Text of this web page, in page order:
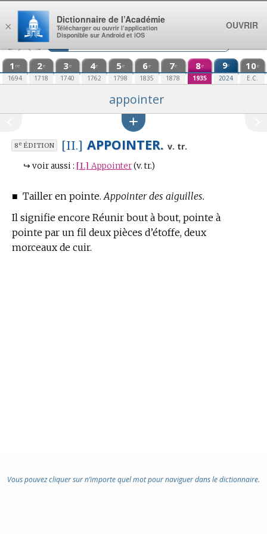
Aller au contenu
1 re
1694
2e
1718
3e
1740
4e
1762
5e
1798
6e
1835
7e
1878
8e
1935
9e
2024
10e
E.C.
appointer
8eÉDITION [II.] APPOINTER. v. tr.
↪ voir aussi : [I.] Appointer (v. tr.)
■ Tailler en pointe. Appointer des aiguilles.
Il signifie encore Réunir bout à bout, pointe à
pointe par un fil deux pièces d’étoffe, deux
morceaux de cuir.
Vous pouvez cliquer sur n’importe quel mot pour naviguer dans le dictionnaire.
×
Dictionnaire de l’Académie
Télécharger ou ouvrir l’application
Disponible sur Android et iOS
OUVRIR